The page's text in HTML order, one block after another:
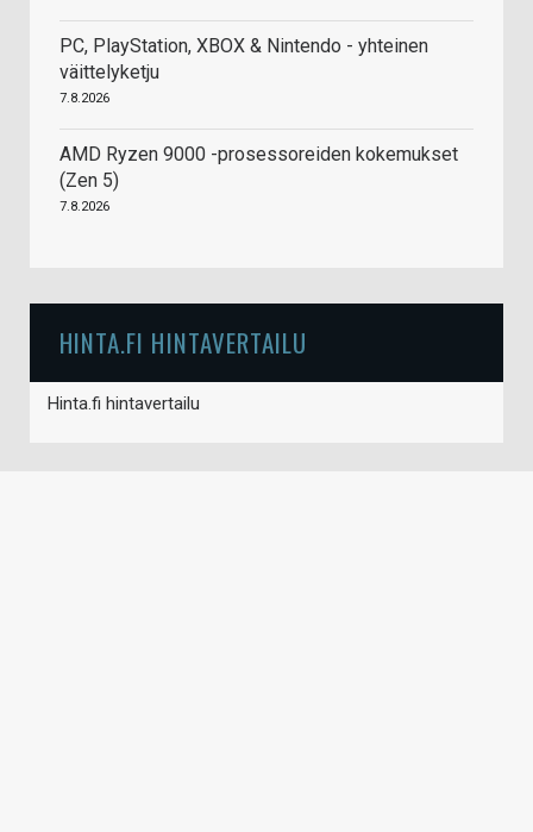
PC, PlayStation, XBOX & Nintendo - yhteinen
väittelyketju
7.8.2026
AMD Ryzen 9000 -prosessoreiden kokemukset
(Zen 5)
7.8.2026
HINTA.FI HINTAVERTAILU
Hinta.fi hintavertailu